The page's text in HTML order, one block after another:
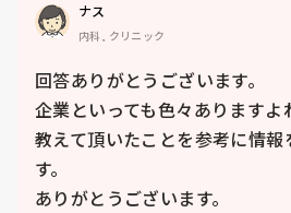
ナス
内科, クリニック
回答ありがとうございます。
企業といっても色々ありますよ
教えて頂いたことを参考に情
す。
ありがとうございます。